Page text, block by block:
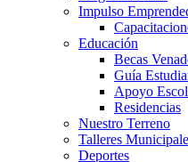
Impulso
Educación
Becas
Guía
Apoyo
Residencias
Nuestro Terreno
Talleres
Deportes